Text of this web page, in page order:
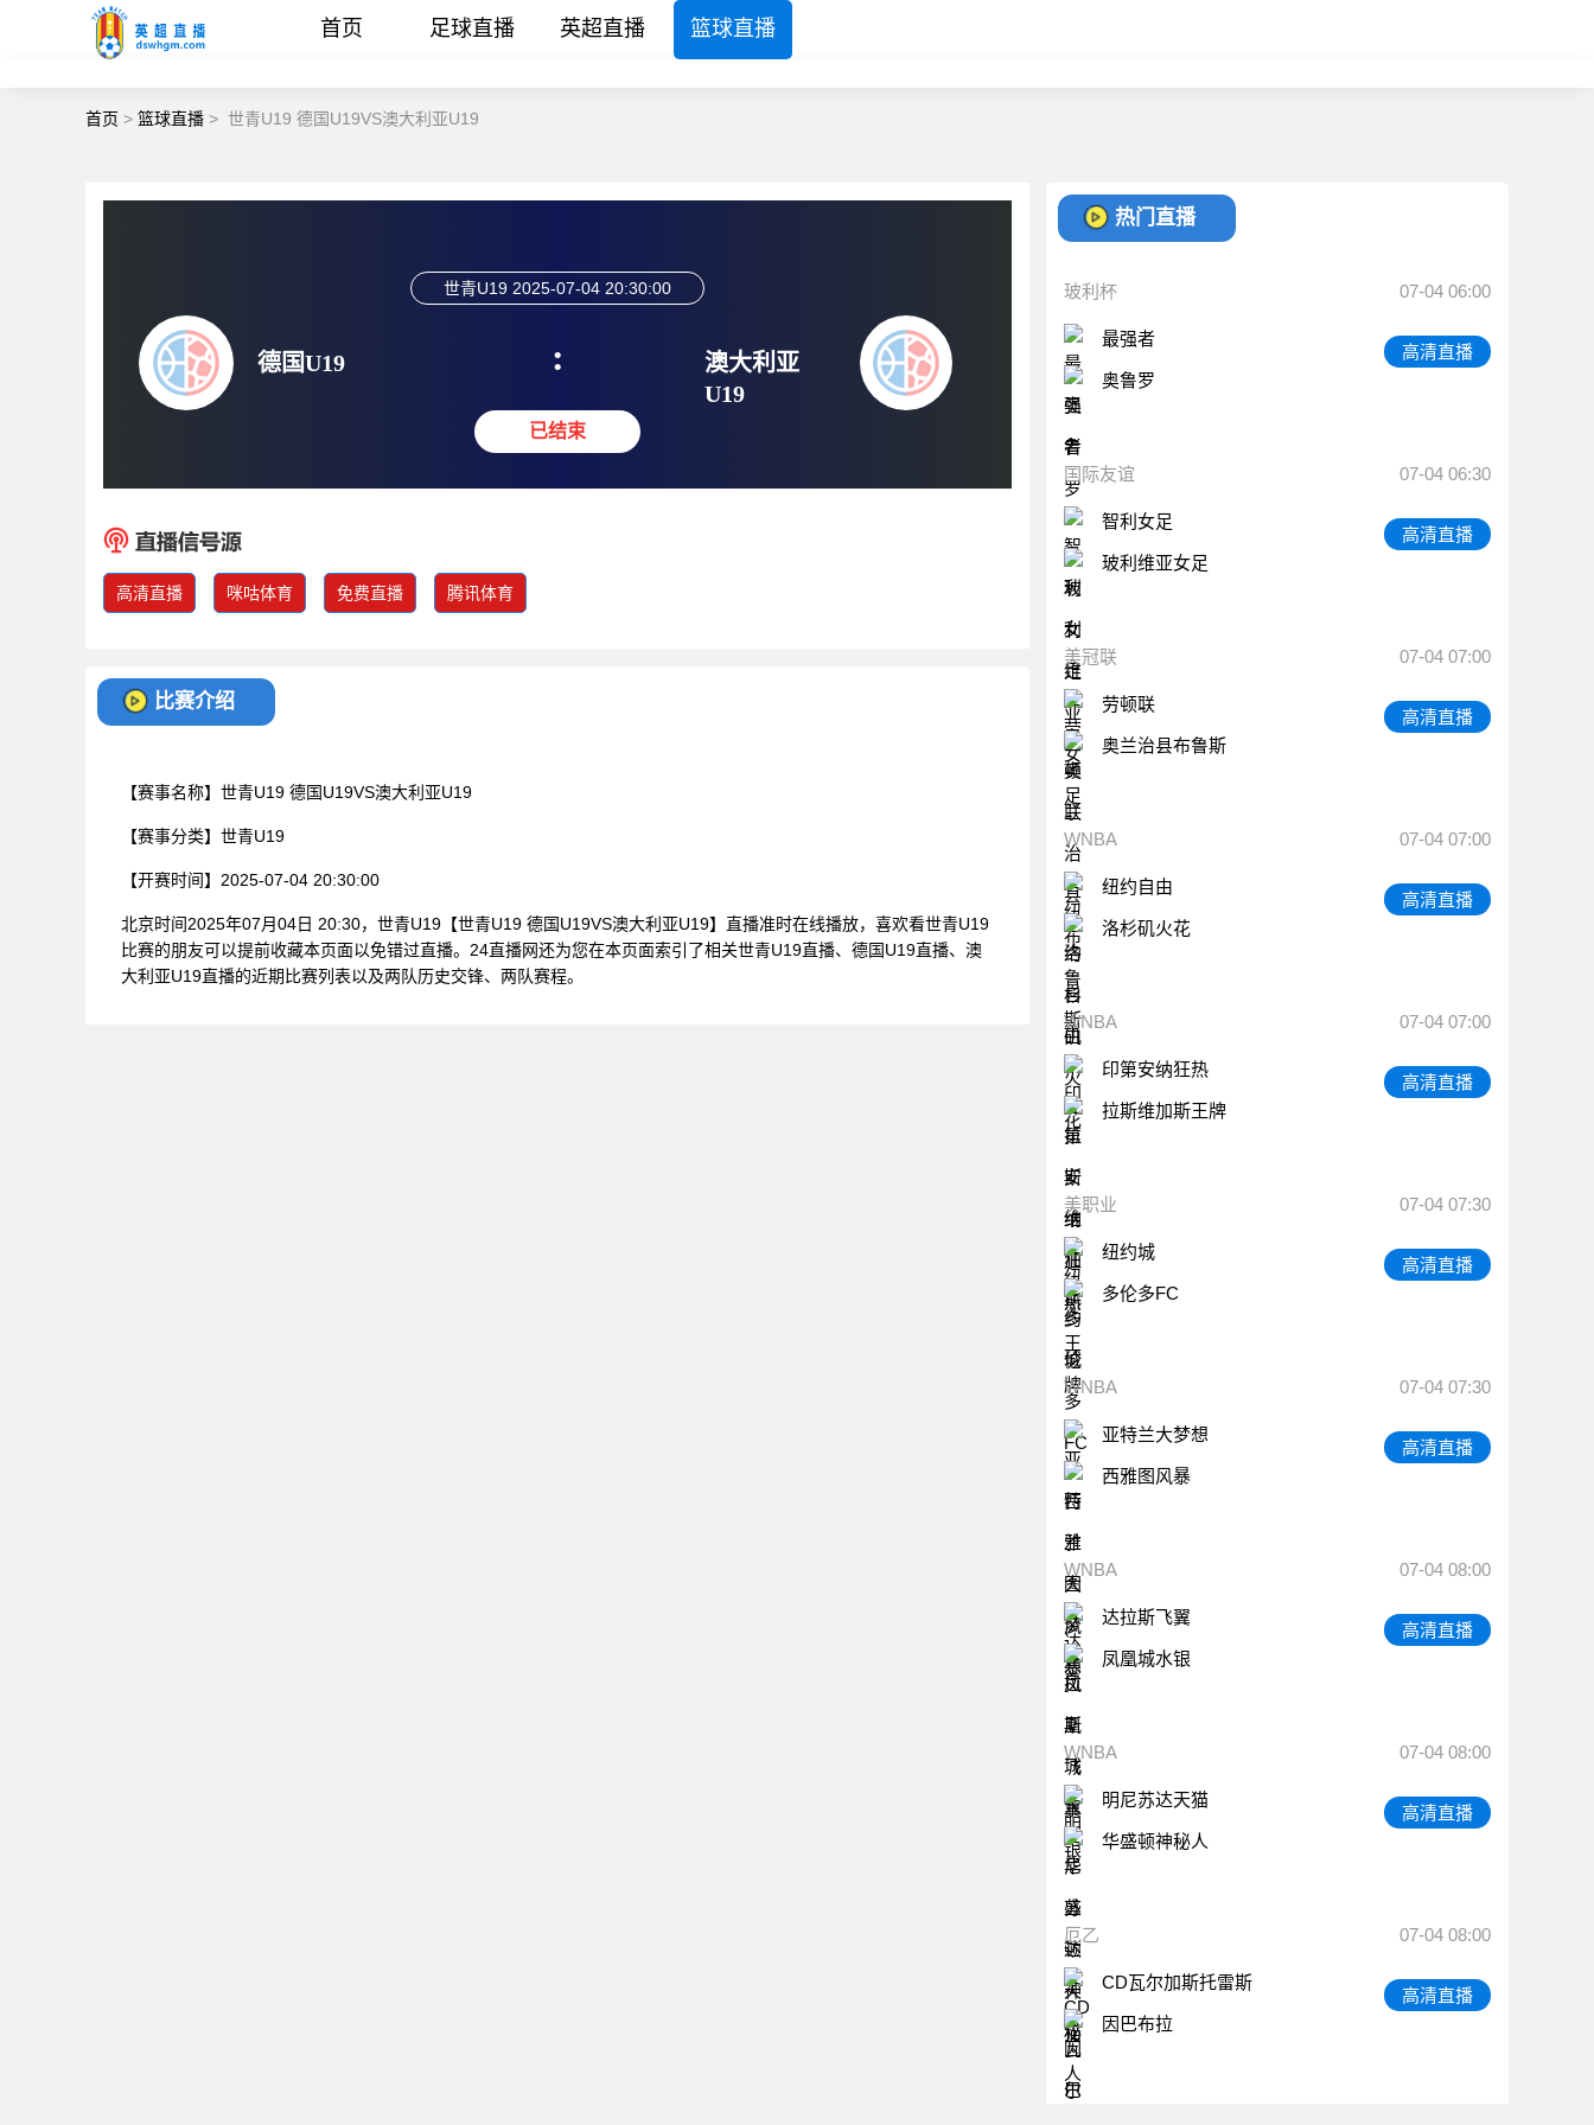
首页 足球直播 英超直播 篮球直播
首页 > 篮球直播 > 世青U19 德国U19VS澳大利亚U19
德国U19
世青U19 2025-07-04 20:30:00
:
已结束
澳大利亚
U19
高清直播 咪咕体育 免费直播 腾讯体育
比赛介绍
【赛事名称】 世青U19 德国U19VS澳大利亚U19
【赛事分类】 世青U19
【开赛时间】 2025-07-04 20:30:00
北京时间2025年07月04日 20:30，世青U19【世青U19 德国U19VS澳大利亚U19】直播准时在线播放，喜欢看世青U19
比赛的朋友可以提前收藏本页面以免错过直播。24直播网还为您在本页面索引了相关世青U19直播、德国U19直播、澳
大利亚U19直播的近期比赛列表以及两队历史交锋、两队赛程。
热门直播
玻利杯 07-04 06:00
最强者
奥鲁罗
高清直播
国际友谊 07-04 06:30
智利女足
玻利维亚女足
高清直播
美冠联 07-04 07:00
劳顿联
奥兰治县布鲁斯
高清直播
WNBA 07-04 07:00
纽约自由
洛杉矶火花
高清直播
WNBA 07-04 07:00
印第安纳狂热
拉斯维加斯王牌
高清直播
美职业 07-04 07:30
纽约城
多伦多FC
高清直播
WNBA 07-04 07:30
亚特兰大梦想
西雅图风暴
高清直播
WNBA 07-04 08:00
达拉斯飞翼
凤凰城水银
高清直播
WNBA 07-04 08:00
明尼苏达天猫
华盛顿神秘人
高清直播
厄乙 07-04 08:00
CD瓦尔加斯托雷斯
因巴布拉
高清直播